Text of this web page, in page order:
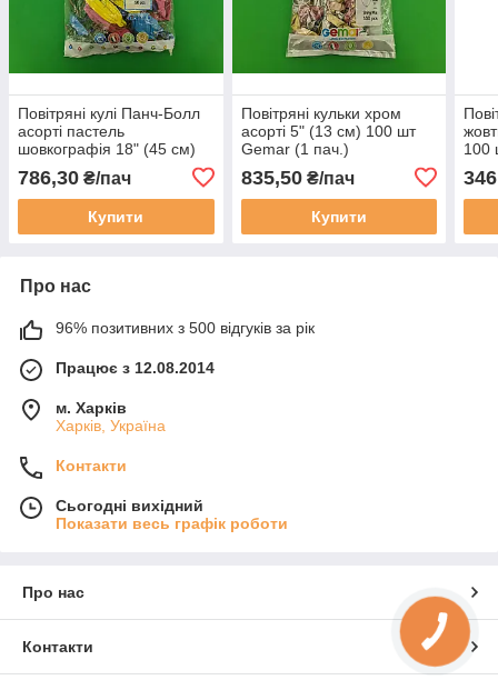
Повітряні кулі Панч-Болл
асорті пастель
шовкографія 18" (45 см)
786,30 ₴/пач
Купити
Повітряні кульки хром
асорті 5" (13 см) 100 шт
Gemar (1 пач.)
835,50₴/пач
Купити
100
Про нас
96% позитивних з 500 відгуків за рік
Працює з 12.08.2014
м. Харків
Харків, Україна
Контакти
Сьогодні вихідний
Показати весь графік роботи
Про нас
Контакти
КНОПКА
ЗВ'ЯЗКУ